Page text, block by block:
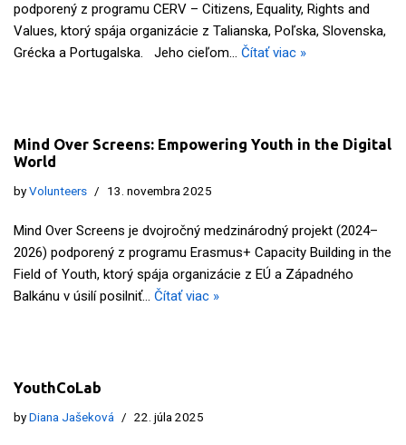
podporený z programu CERV – Citizens, Equality, Rights and
Values, ktorý spája organizácie z Talianska, Poľska, Slovenska,
Grécka a Portugalska. Jeho cieľom… Čítať viac »
Mind Over Screens: Empowering Youth in the Digital
World
byVolunteers 13. novembra 2025
Mind Over Screens je dvojročný medzinárodný projekt (2024–
2026) podporený z programu Erasmus+ Capacity Building in the
Field of Youth, ktorý spája organizácie z EÚ a Západného
Balkánu v úsilí posilniť… Čítať viac »
YouthCoLab
byDiana Jašeková 22. júla 2025